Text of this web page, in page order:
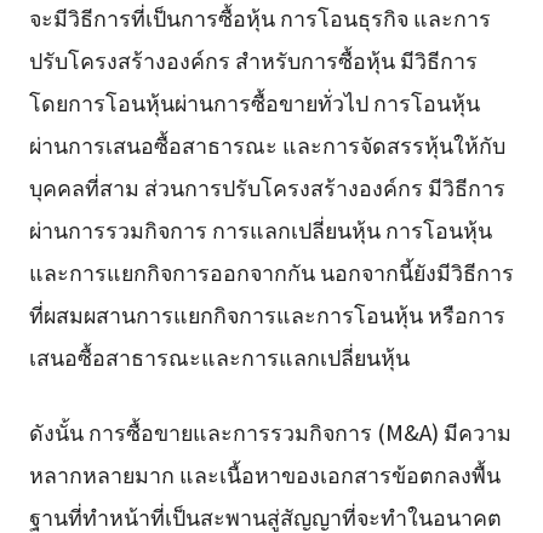
จะมีวิธีการที่เป็นการซื้อหุ้น การโอนธุรกิจ และการ
ปรับโครงสร้างองค์กร สำหรับการซื้อหุ้น มีวิธีการ
โดยการโอนหุ้นผ่านการซื้อขายทั่วไป การโอนหุ้น
ผ่านการเสนอซื้อสาธารณะ และการจัดสรรหุ้นให้กับ
บุคคลที่สาม ส่วนการปรับโครงสร้างองค์กร มีวิธีการ
ผ่านการรวมกิจการ การแลกเปลี่ยนหุ้น การโอนหุ้น
และการแยกกิจการออกจากกัน นอกจากนี้ยังมีวิธีการ
ที่ผสมผสานการแยกกิจการและการโอนหุ้น หรือการ
เสนอซื้อสาธารณะและการแลกเปลี่ยนหุ้น
ดังนั้น การซื้อขายและการรวมกิจการ (M&A) มีความ
หลากหลายมาก และเนื้อหาของเอกสารข้อตกลงพื้น
ฐานที่ทำหน้าที่เป็นสะพานสู่สัญญาที่จะทำในอนาคต